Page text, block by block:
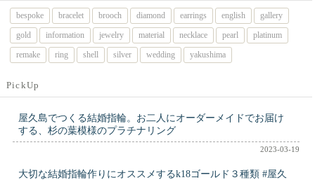
bespoke bracelet brooch diamond earrings english
gallery
gold
information jewelry material necklace pearl
platinum
remake
ring shell silver wedding yakushima
PickUp
屋久島でつくる結婚指輪。お二人にオーダーメイドでお届け
する、杉の葉模様のプラチナリング
2023-03-19
大切な結婚指輪作りにオススメするk18ゴールド３種類 #屋久